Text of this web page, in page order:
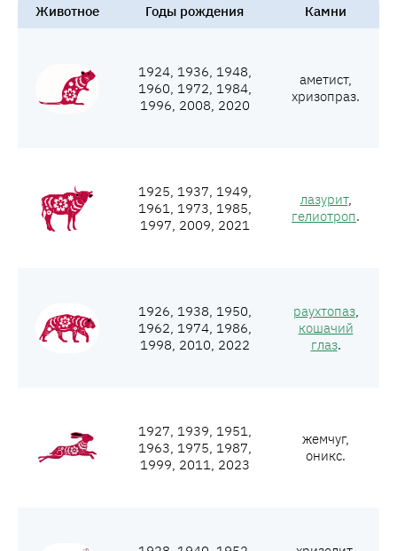
Животное Годы рождения Камни
1924, 1936, 1948,
1960, 1972, 1984,
1996, 2008, 2020
аметист,
хризопраз.
1925, 1937, 1949,
1961, 1973, 1985,
1997, 2009, 2021
лазурит,
гелиотроп.
1926, 1938, 1950,
1962, 1974, 1986,
1998, 2010, 2022
раухтопаз,
кошачий
глаз.
1927, 1939, 1951,
1963, 1975, 1987,
1999, 2011, 2023
жемчуг,
оникс.